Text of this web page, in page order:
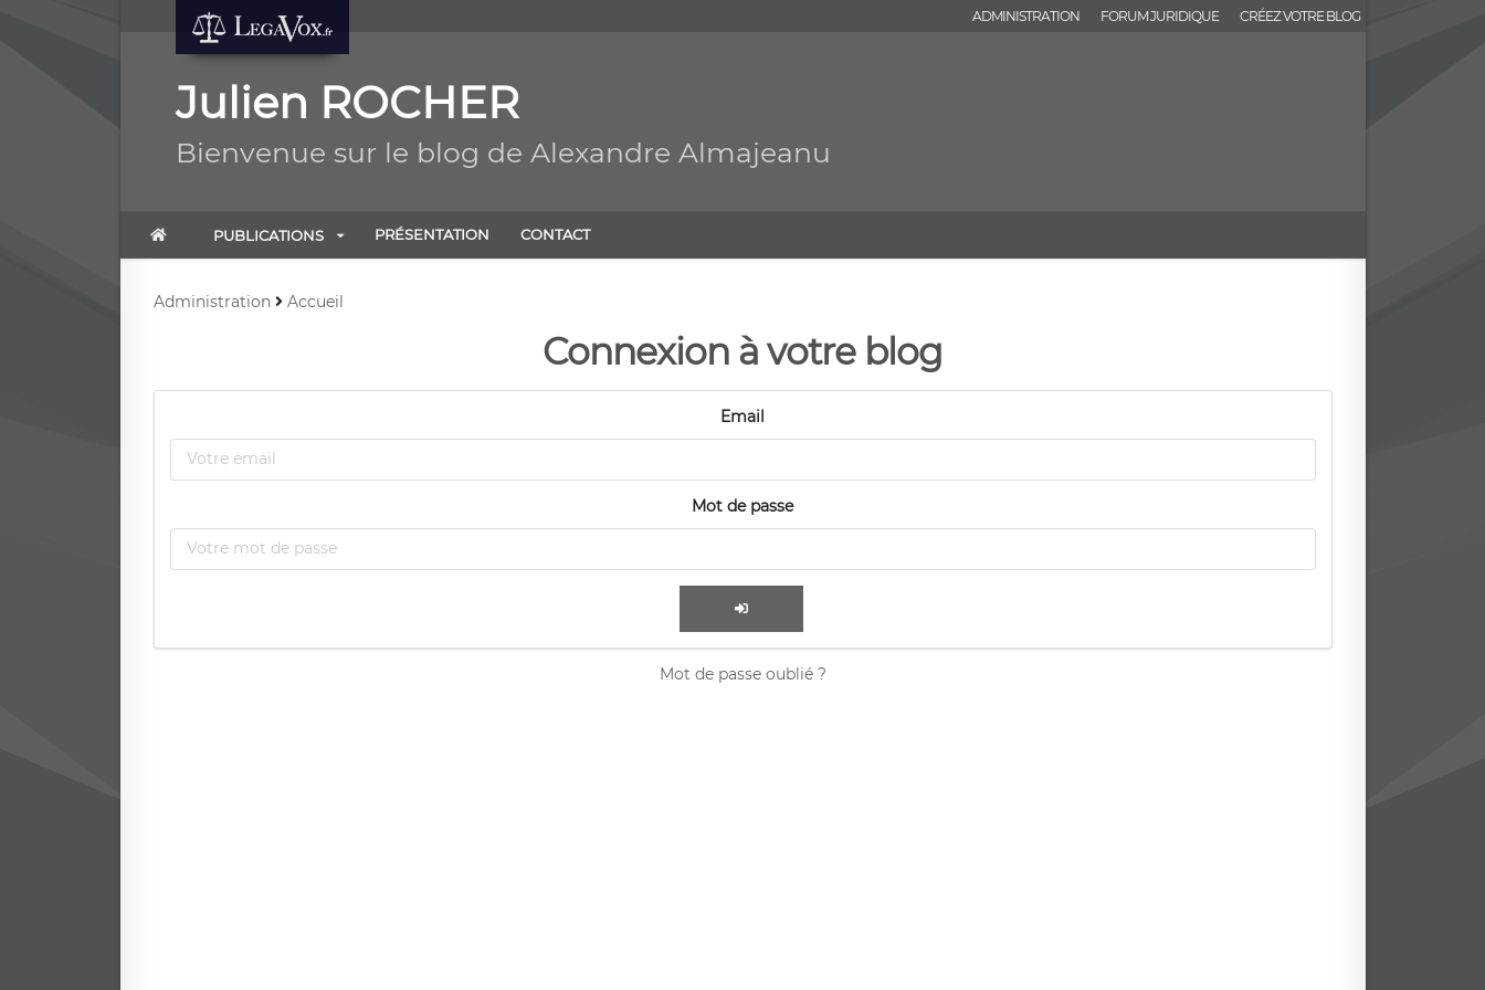
ADMINISTRATION FORUM JURIDIQUE CRÉEZ VOTRE BLOG
Julien ROCHER
Bienvenue sur le blog de Alexandre Almajeanu
PUBLICATIONS PRÉSENTATION CONTACT
Administration Accueil
Connexion à votre blog
Email
Mot de passe
Mot de passe oublié ?